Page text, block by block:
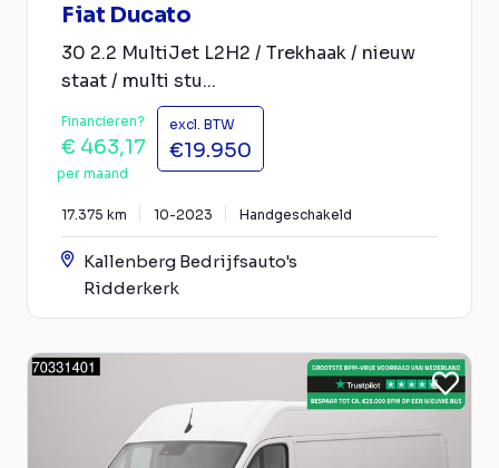
Fiat Ducato
30 2.2 MultiJet L2H2 / Trekhaak / nieuw
staat / multi stu...
Financieren?
€ 463,17
per maand
excl. BTW
€19.950
17.375 km 10-2023 Handgeschakeld
Kallenberg Bedrijfsauto's
Ridderkerk